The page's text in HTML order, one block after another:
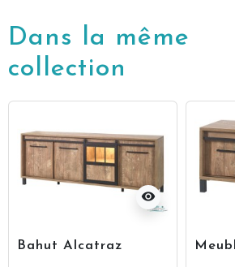
Dans la même
collection
visibility
Bahut Alcatraz